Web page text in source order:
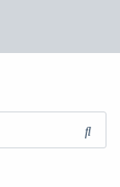
sui tempi